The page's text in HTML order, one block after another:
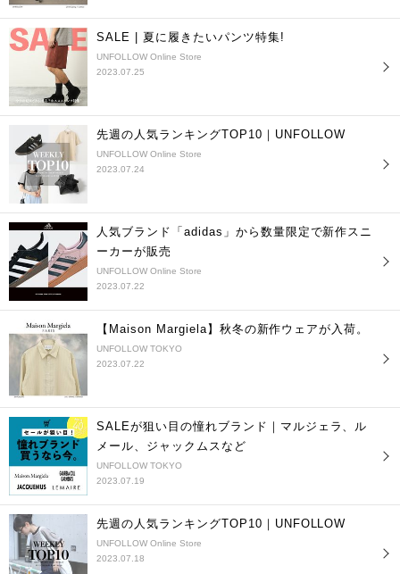
SALE | 夏に履きたいパンツ特集!
UNFOLLOW Online Store
2023.07.25
先週の人気ランキングTOP10｜UNFOLLOW
UNFOLLOW Online Store
2023.07.24
人気ブランド「adidas」から数量限定で新作スニ
ーカーが販売
UNFOLLOW Online Store
2023.07.22
【Maison Margiela】秋冬の新作ウェアが入荷。
UNFOLLOW TOKYO
2023.07.22
SALEが狙い目の憧れブランド｜マルジェラ、ル
メール、ジャックムスなど
UNFOLLOW TOKYO
2023.07.19
先週の人気ランキングTOP10｜UNFOLLOW
UNFOLLOW Online Store
2023.07.18